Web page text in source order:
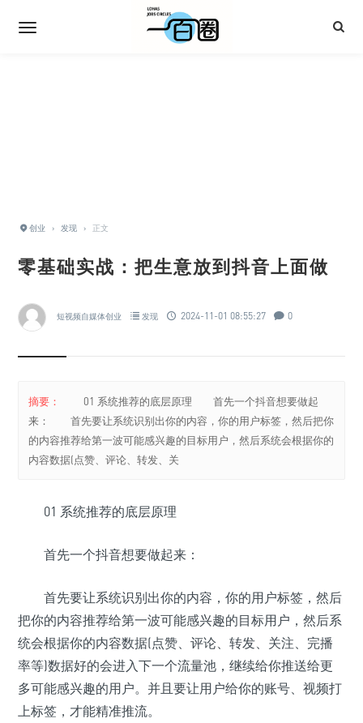
创业 › 发现 › 正文
零基础实战：把生意放到抖音上面做
短视频自媒体创业 发现 2024-11-01 08:55:27 0
摘要：
01 系统推荐的底层原理 首先一个抖音想要做起
来： 首先要让系统识别出你的内容，你的用户标签，然后把你
的内容推荐给第一波可能感兴趣的目标用户，然后系统会根据你的
内容数据(点赞、评论、转发、关
01 系统推荐的底层原理
首先一个抖音想要做起来：
首先要让系统识别出你的内容，你的用户标签，然后
把你的内容推荐给第一波可能感兴趣的目标用户，然后系
统会根据你的内容数据(点赞、评论、转发、关注、完播
率等)数据好的会进入下一个流量池，继续给你推送给更
多可能感兴趣的用户。并且要让用户给你的账号、视频打
上标签，才能精准推流。